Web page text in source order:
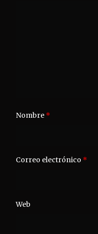
Nombre *
Correo electrónico *
Web